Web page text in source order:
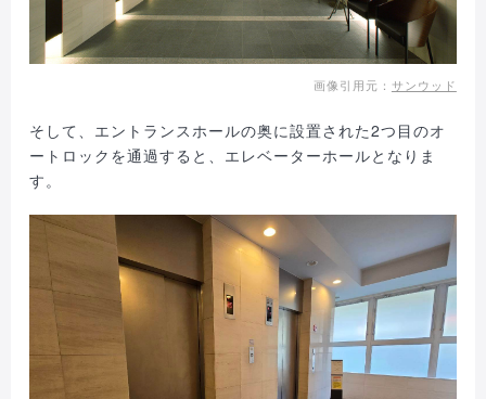
画像引用元： サンウッド
そして、エントランスホールの奥に設置された2つ目のオ
ートロックを通過すると、エレベーターホールとなりま
す。